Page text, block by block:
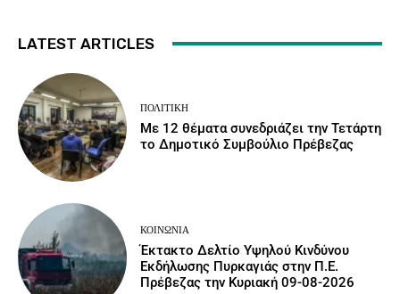
LATEST ARTICLES
ΠΟΛΙΤΙΚΉ
Με 12 θέματα συνεδριάζει την Τετάρτη
το Δημοτικό Συμβούλιο Πρέβεζας
ΚΟΙΝΩΝΙΑ
Έκτακτο Δελτίο Υψηλού Κινδύνου
Εκδήλωσης Πυρκαγιάς στην Π.Ε.
Πρέβεζας την Κυριακή 09-08-2026